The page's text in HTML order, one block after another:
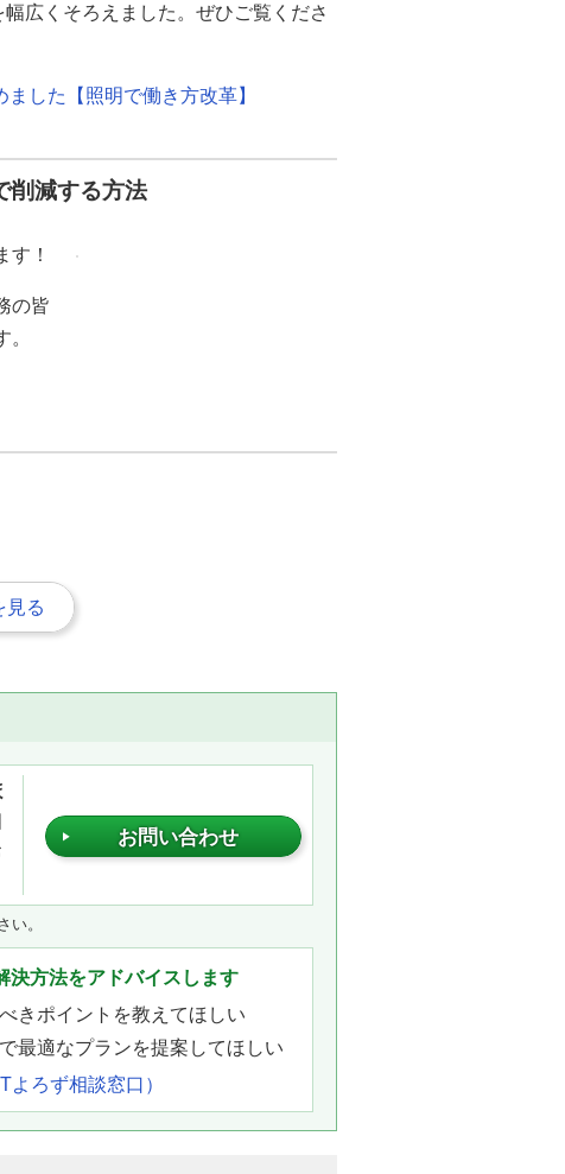
広くそろえました。ぜひご覧くださ
した【照明で働き方改革】
削減する方法
す！
の皆
見る
お問い合わせ
い。
決方法をアドバイスします
きポイントを教えてほしい
最適なプランを提案してほしい
ろず相談窓口）